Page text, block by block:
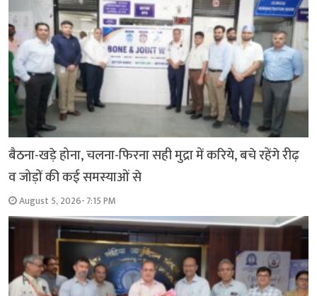
बैठना-खड़े होना, चलना-फिरना सही मुद्रा में करिये, बचे रहेंगे रीढ़
व जोड़ों की कई समस्याओं से
August 5, 2026- 7:15 PM